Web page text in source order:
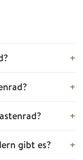
gibt es?